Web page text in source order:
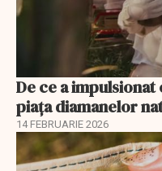
De ce a
piața diamanelor
14 FEBRUARIE 2026